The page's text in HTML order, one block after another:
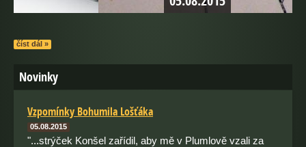
číst dál »
Novinky
Vzpomínky Bohumila Lošťáka
05.08.2015
"...strýček Konšel zařídil, aby mě v Plumlově vzali za